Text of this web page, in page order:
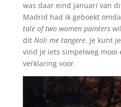
was daar eind januari van
Madrid had ik geboekt
tale of two women painters
dit Noli me tangere. Je kunt
vind je iets simpelweg mooi
verklaring voor.